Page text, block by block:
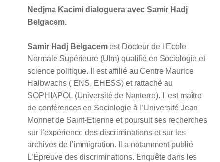
Nedjma Kacimi dialoguera avec Samir Hadj
Belgacem.
Samir Hadj Belgacem est Docteur de l’Ecole
Normale Supérieure (Ulm) qualifié en Sociologie et
science politique. Il est affilié au Centre Maurice
Halbwachs ( ENS, EHESS) et rattaché au
SOPHIAPOL (Université de Nanterre). Il est maître
de conférences en Sociologie à l’Université Jean
Monnet de Saint-Etienne et poursuit ses recherches
sur l’expérience des discriminations et sur les
archives de l’immigration. Il a notamment publié
L’Épreuve des discriminations. Enquête dans les